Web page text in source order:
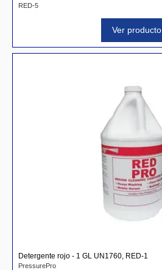
RED-5
Ver producto
Detergente rojo - 1 GL UN1760, RED-1
PressurePro